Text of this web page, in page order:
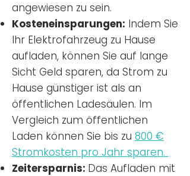
angewiesen zu sein.
Kosteneinsparungen: Indem Sie
Ihr Elektrofahrzeug zu Hause
aufladen, können Sie auf lange
Sicht Geld sparen, da Strom zu
Hause günstiger ist als an
öffentlichen Ladesäulen. Im
Vergleich zum öffentlichen
Laden können Sie bis zu 800 €
Stromkosten pro Jahr sparen.
Zeitersparnis: Das Aufladen mit